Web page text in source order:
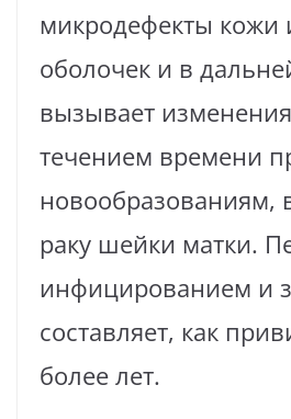
микродефекты кожи
оболочек и в
вызывает
течением времени
новообразованиям,
раку шейки матки.
инфицированием и
составляет, как
более лет.